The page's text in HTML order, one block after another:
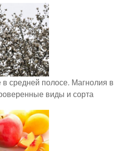
средней полосе. Магнолия в
виды и сорта